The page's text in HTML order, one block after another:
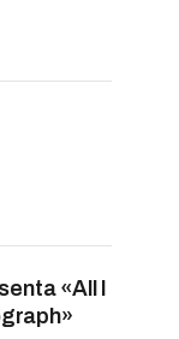
«All I